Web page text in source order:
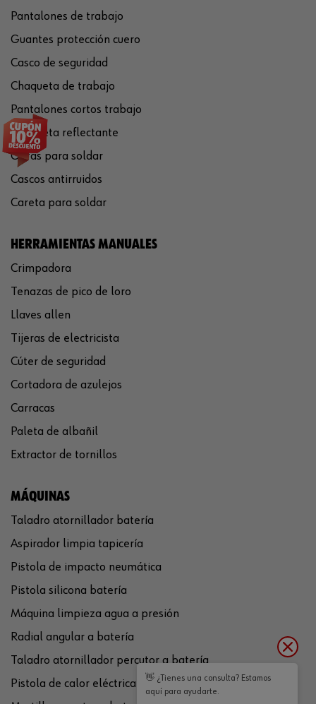
Pantalones de trabajo
Guantes protección cuero
Casco de seguridad
Chaqueta de trabajo
Pantalones cortos trabajo
Chaqueta reflectante
Gafas para soldar
Cascos antirruidos
Careta para soldar
HERRAMIENTAS MANUALES
Crimpadora
Tenazas de pico de loro
Llaves allen
Tijeras de electricista
Cúter de seguridad
Cortadora de azulejos
Carracas
Paleta de albañil
Extractor de tornillos
MÁQUINAS
Taladro atornillador batería
Aspirador limpia tapicería
Pistola de impacto neumática
Pistola silicona batería
Máquina limpieza agua a presión
Radial angular a batería
Taladro atornillador percutor a batería
Pistola de calor eléctrica
👋 ¿Tienes una consulta? Estamos
aquí para ayudarte.